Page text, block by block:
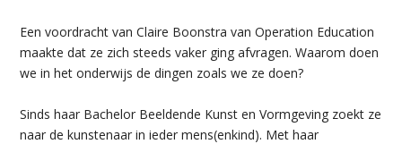
Een voordracht van Claire Boonstra van Operation Education
maakte dat ze zich steeds vaker ging afvragen. Waarom doen
we in het onderwijs de dingen zoals we ze doen?
Sinds haar Bachelor Beeldende Kunst en Vormgeving zoekt ze
naar de kunstenaar in ieder mens(enkind). Met haar